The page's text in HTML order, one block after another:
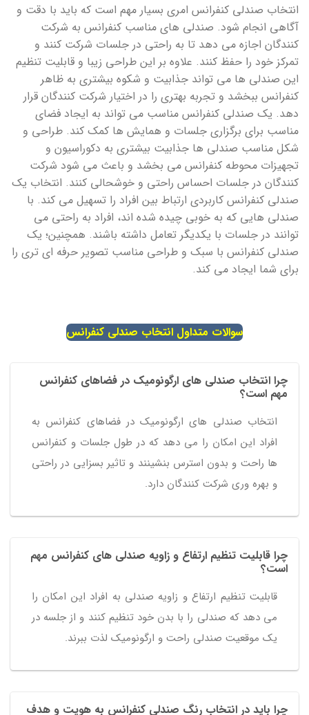
انتخاب صندلی کنفرانس امری بسیار مهم است که باید با دقت و
آگاهی انجام شود. صندلی های مناسب کنفرانس به شرکت
کنندگان اجازه می دهد تا به راحتی در جلسات شرکت کنند و
تمرکز خود را حفظ کنند. علاوه بر این طراحی زیبا و قابلیت تنظیم
این صندلی ها می تواند جذابیت و شکوه بیشتری به ظاهر
کنفرانس ببخشد و تجربه بهتری را در اختیار شرکت کنندگان قرار
دهد. یک صندلی کنفرانس مناسب می تواند به ایجاد فضای
مناسب برای برگزاری جلسات و همایش ها کمک کند. طراحی و
شکل مناسب صندلی ها جذابیت بیشتری به دکوراسیون و
تجهیزات محوطه کنفرانس می بخشد و باعث می شود شرکت
کنندگان در جلسات احساس راحتی و خوشحالی کنند. انتخاب یک
صندلی کنفرانس کاربردی ارتباط بین افراد را تسهیل می کند. با
صندلی هایی که به خوبی چیده شده اند، افراد به راحتی می
توانند در جلسات با یکدیگر تعامل داشته باشند. همچنین؛ یک
صندلی کنفرانس با سبک و طراحی مناسب تصویر حرفه ای تری را
برای شما ایجاد می کند.
سوالات متداول انتخاب صندلی کنفرانس
چرا انتخاب صندلی های ارگونومیک در فضاهای کنفرانس
مهم است؟
انتخاب صندلی های ارگونومیک در فضاهای کنفرانس به
افراد این امکان را می دهد که در طول جلسات و کنفرانس
ها راحت و بدون استرس بنشینند و تاثیر بسزایی در راحتی
و بهره وری شرکت کنندگان دارد.
چرا قابلیت تنظیم ارتفاع و زاویه صندلی های کنفرانس مهم
است؟
قابلیت تنظیم ارتفاع و زاویه صندلی به افراد این امکان را
می دهد که صندلی را با بدن خود تنظیم کنند و از جلسه در
یک موقعیت صندلی راحت و ارگونومیک لذت ببرند.
چرا باید در انتخاب رنگ صندلی کنفرانس به هویت و هدف